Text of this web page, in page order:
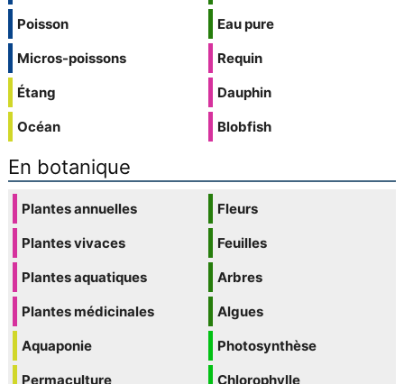
Poisson
Micros-poissons
Étang
Océan
Eau pure
Requin
Dauphin
Blobfish
En botanique
Plantes annuelles
Plantes vivaces
Plantes aquatiques
Plantes médicinales
Aquaponie
Permaculture
Fleurs
Feuilles
Arbres
Algues
Photosynthèse
Chlorophylle